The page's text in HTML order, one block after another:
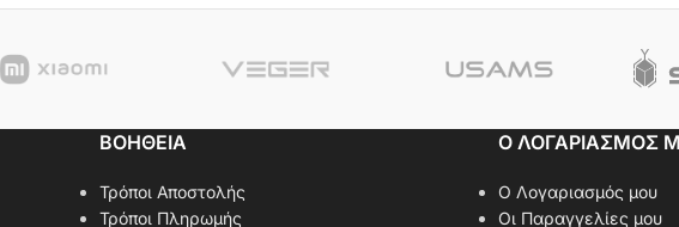
ΒΟΗΘΕΙΑ
Τρόποι Αποστολής
Τρόποι Πληρωμής
Ο ΛΟΓΑΡΙΑΣΜΟΣ
Ο Λογαριασμός μου
Οι Παραγγελίες μου